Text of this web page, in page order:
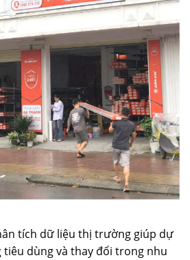
tích dữ liệu thị trường giúp dự
dùng và thay đổi trong nhu